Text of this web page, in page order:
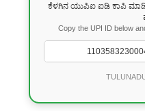
ಕೆಳಗಿನ ಯುಪಿಐ ಐಡಿ ಕಾಪಿ
Copy the UPI ID below